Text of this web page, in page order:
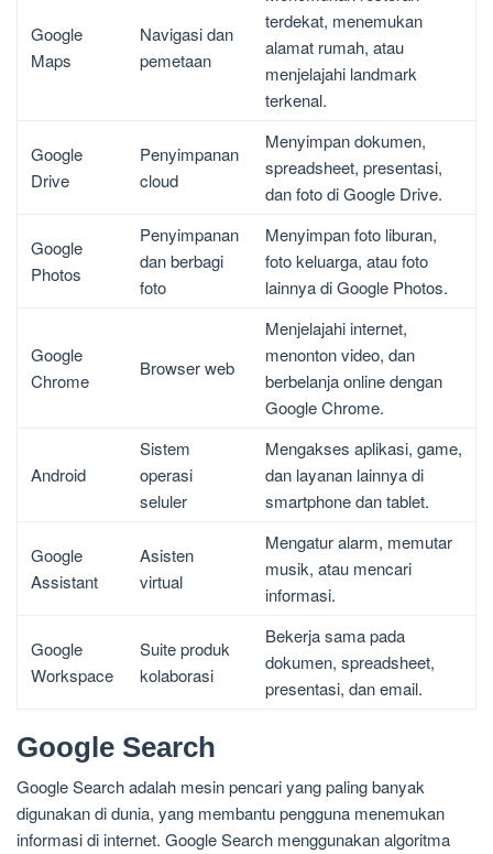
Google
Maps
Navigasi dan
pemetaan
terdekat, menemukan
alamat rumah, atau
menjelajahi landmark
terkenal.
Google
Drive
Penyimpanan
cloud
Menyimpan dokumen,
spreadsheet, presentasi,
dan foto di Google Drive.
Google
Photos
Penyimpanan
dan berbagi
foto
Menyimpan foto liburan,
foto keluarga, atau foto
lainnya di Google Photos.
Google
Chrome
Browser web
Menjelajahi internet,
menonton video, dan
berbelanja online dengan
Google Chrome.
Android
Sistem
operasi
seluler
Mengakses aplikasi, game,
dan layanan lainnya di
smartphone dan tablet.
Google
Assistant
Asisten
virtual
Mengatur alarm, memutar
musik, atau mencari
informasi.
Google
Workspace
Suite produk
kolaborasi
Bekerja sama pada
dokumen, spreadsheet,
presentasi, dan email.
Google Search
Google Search adalah mesin pencari yang paling banyak
digunakan di dunia, yang membantu pengguna menemukan
informasi di internet. Google Search menggunakan algoritma